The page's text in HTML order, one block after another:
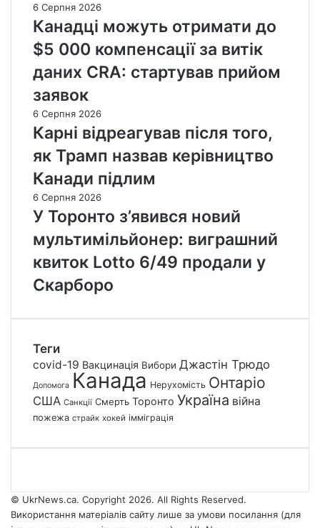
6 Серпня 2026
Канадці можуть отримати до
$5 000 компенсації за витік
даних CRA: стартував прийом
заявок
6 Серпня 2026
Карні відреагував після того,
як Трамп назвав керівництво
Канади підлим
6 Серпня 2026
У Торонто з’явився новий
мультимільйонер: виграшний
квиток Lotto 6/49 продали у
Скарборо
Теги
covid-19 Вакцинація Вибори Джастін Трюдо
Допомога Канада Нерухомість Онтаріо
США Санкції Смерть Торонто Україна війна
пожежа страйк хокей імміграція
© UkrNews.ca. Copyright 2026. All Rights Reserved.
Використання матеріалів сайту лише за умови посилання (для